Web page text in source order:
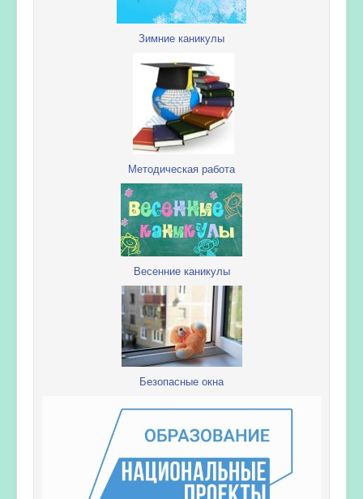
Зимние каникулы
Методическая работа
Весенние каникулы
Безопасные окна